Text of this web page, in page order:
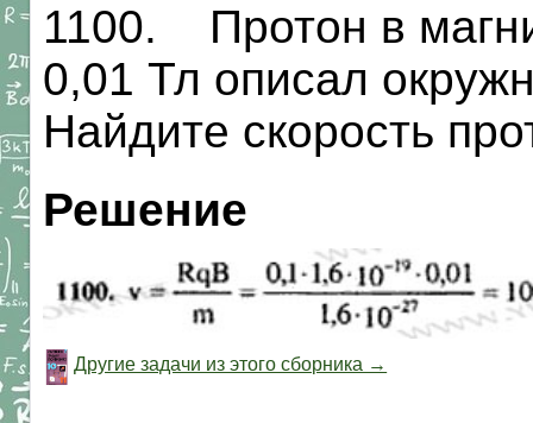
1100. Протон в
0,01 Тл описал
Найдите скорость
Решение
Другие задачи из этого сборника →